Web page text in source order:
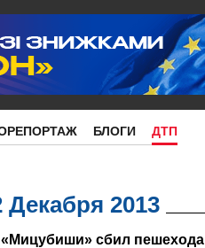
БЛОГИ ДТП
2013
сбил пешехода